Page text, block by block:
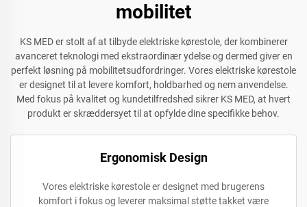
mobilitet
KS MED er stolt af at tilbyde elektriske kørestole, der kombinerer
avanceret teknologi med ekstraordinær ydelse og dermed giver en
perfekt løsning på mobilitetsudfordringer. Vores elektriske kørestole
er designet til at levere komfort, holdbarhed og nem anvendelse.
Med fokus på kvalitet og kundetilfredshed sikrer KS MED, at hvert
produkt er skræddersyet til at opfylde dine specifikke behov.
Ergonomisk Design
Vores elektriske kørestole er designet med brugerens
komfort i fokus og leverer maksimal støtte takket være